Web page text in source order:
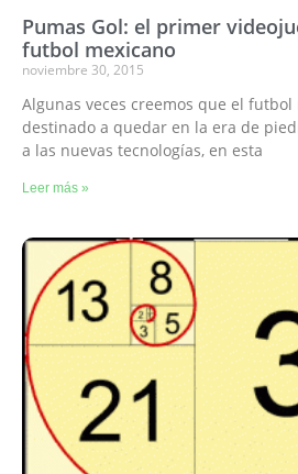
Pumas Gol: el primer
futbol mexicano
noviembre 30, 2015
Algunas veces creemos que el futbol
destinado a quedar en la era de
a las nuevas tecnologías, en esta
Leer más »